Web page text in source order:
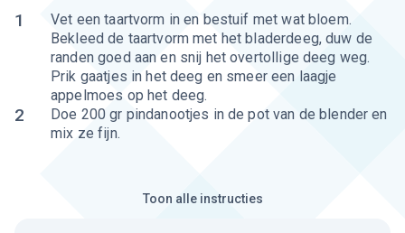
1
Vet een taartvorm in en bestuif met wat bloem.
Bekleed de taartvorm met het bladerdeeg, duw de
randen goed aan en snij het overtollige deeg weg.
Prik gaatjes in het deeg en smeer een laagje
appelmoes op het deeg.
2
Doe 200 gr pindanootjes in de pot van de blender en
mix ze fijn.
Toon alle instructies